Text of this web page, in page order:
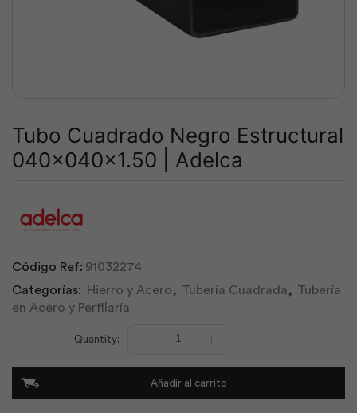
Tubo Cuadrado Negro Estructural
040x040x1.50 | Adelca
Código Ref: 91032274
Categorías:
Hierro y Acero, Tubería Cuadrada, Tubería
en Acero y Perfilaría
040x040x1.50
Añadir al carrito